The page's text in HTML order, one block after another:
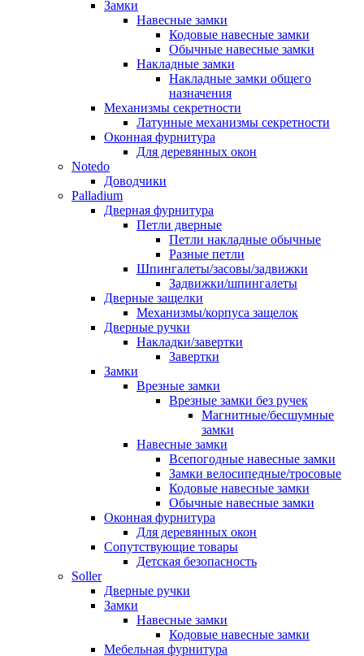
Замки
Навесные замки
Кодовые навесные замки
Обычные навесные замки
Накладные замки
Накладные замки общего
назначения
Механизмы секретности
Латунные механизмы секретности
Оконная фурнитура
Для деревянных окон
Notedo
Доводчики
Palladium
Дверная фурнитура
Петли дверные
Петли накладные обычные
Разные петли
Шпингалеты/засовы/задвижки
Задвижки/шпингалеты
Дверные защелки
Механизмы/корпуса защелок
Дверные ручки
Накладки/завертки
Завертки
Замки
Врезные замки
Врезные замки без ручек
Магнитные/бесшумные
замки
Навесные замки
Всепогодные навесные замки
Замки велосипедные/тросовые
Кодовые навесные замки
Обычные навесные замки
Оконная фурнитура
Для деревянных окон
Сопутствующие товары
Детская безопасность
Soller
Дверные ручки
Замки
Навесные замки
Кодовые навесные замки
Мебельная фурнитура